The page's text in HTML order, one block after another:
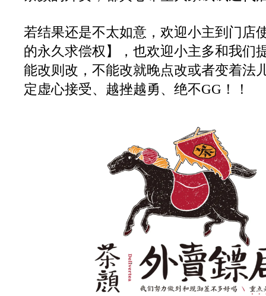
若结果还是不太如意，欢迎小主到门店
的永久求偿权】，也欢迎小主多和我们
能改则改，不能改就晚点改或者变着法
定虚心接受、越挫越勇、绝不GG！！